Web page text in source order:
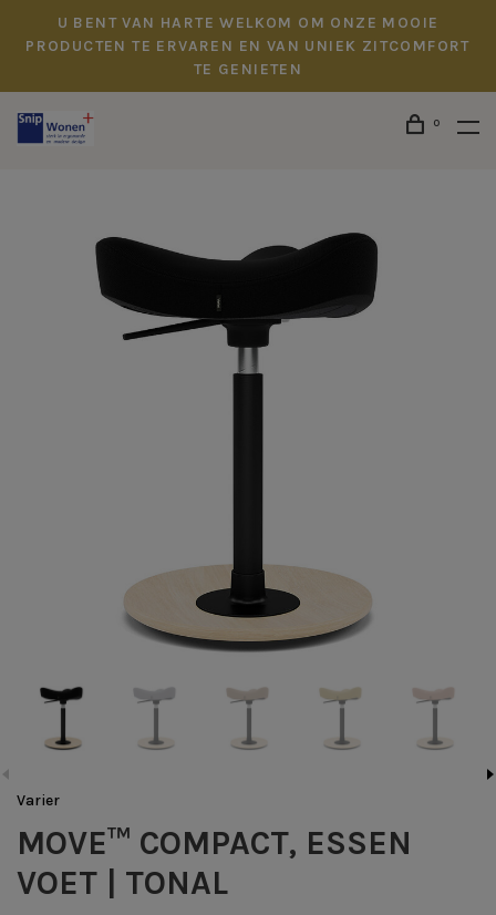
U BENT VAN HARTE WELKOM OM ONZE MOOIE
PRODUCTEN TE ERVAREN EN VAN UNIEK ZITCOMFORT
TE GENIETEN
0
Varier
MOVE™ COMPACT, ESSEN
VOET | TONAL